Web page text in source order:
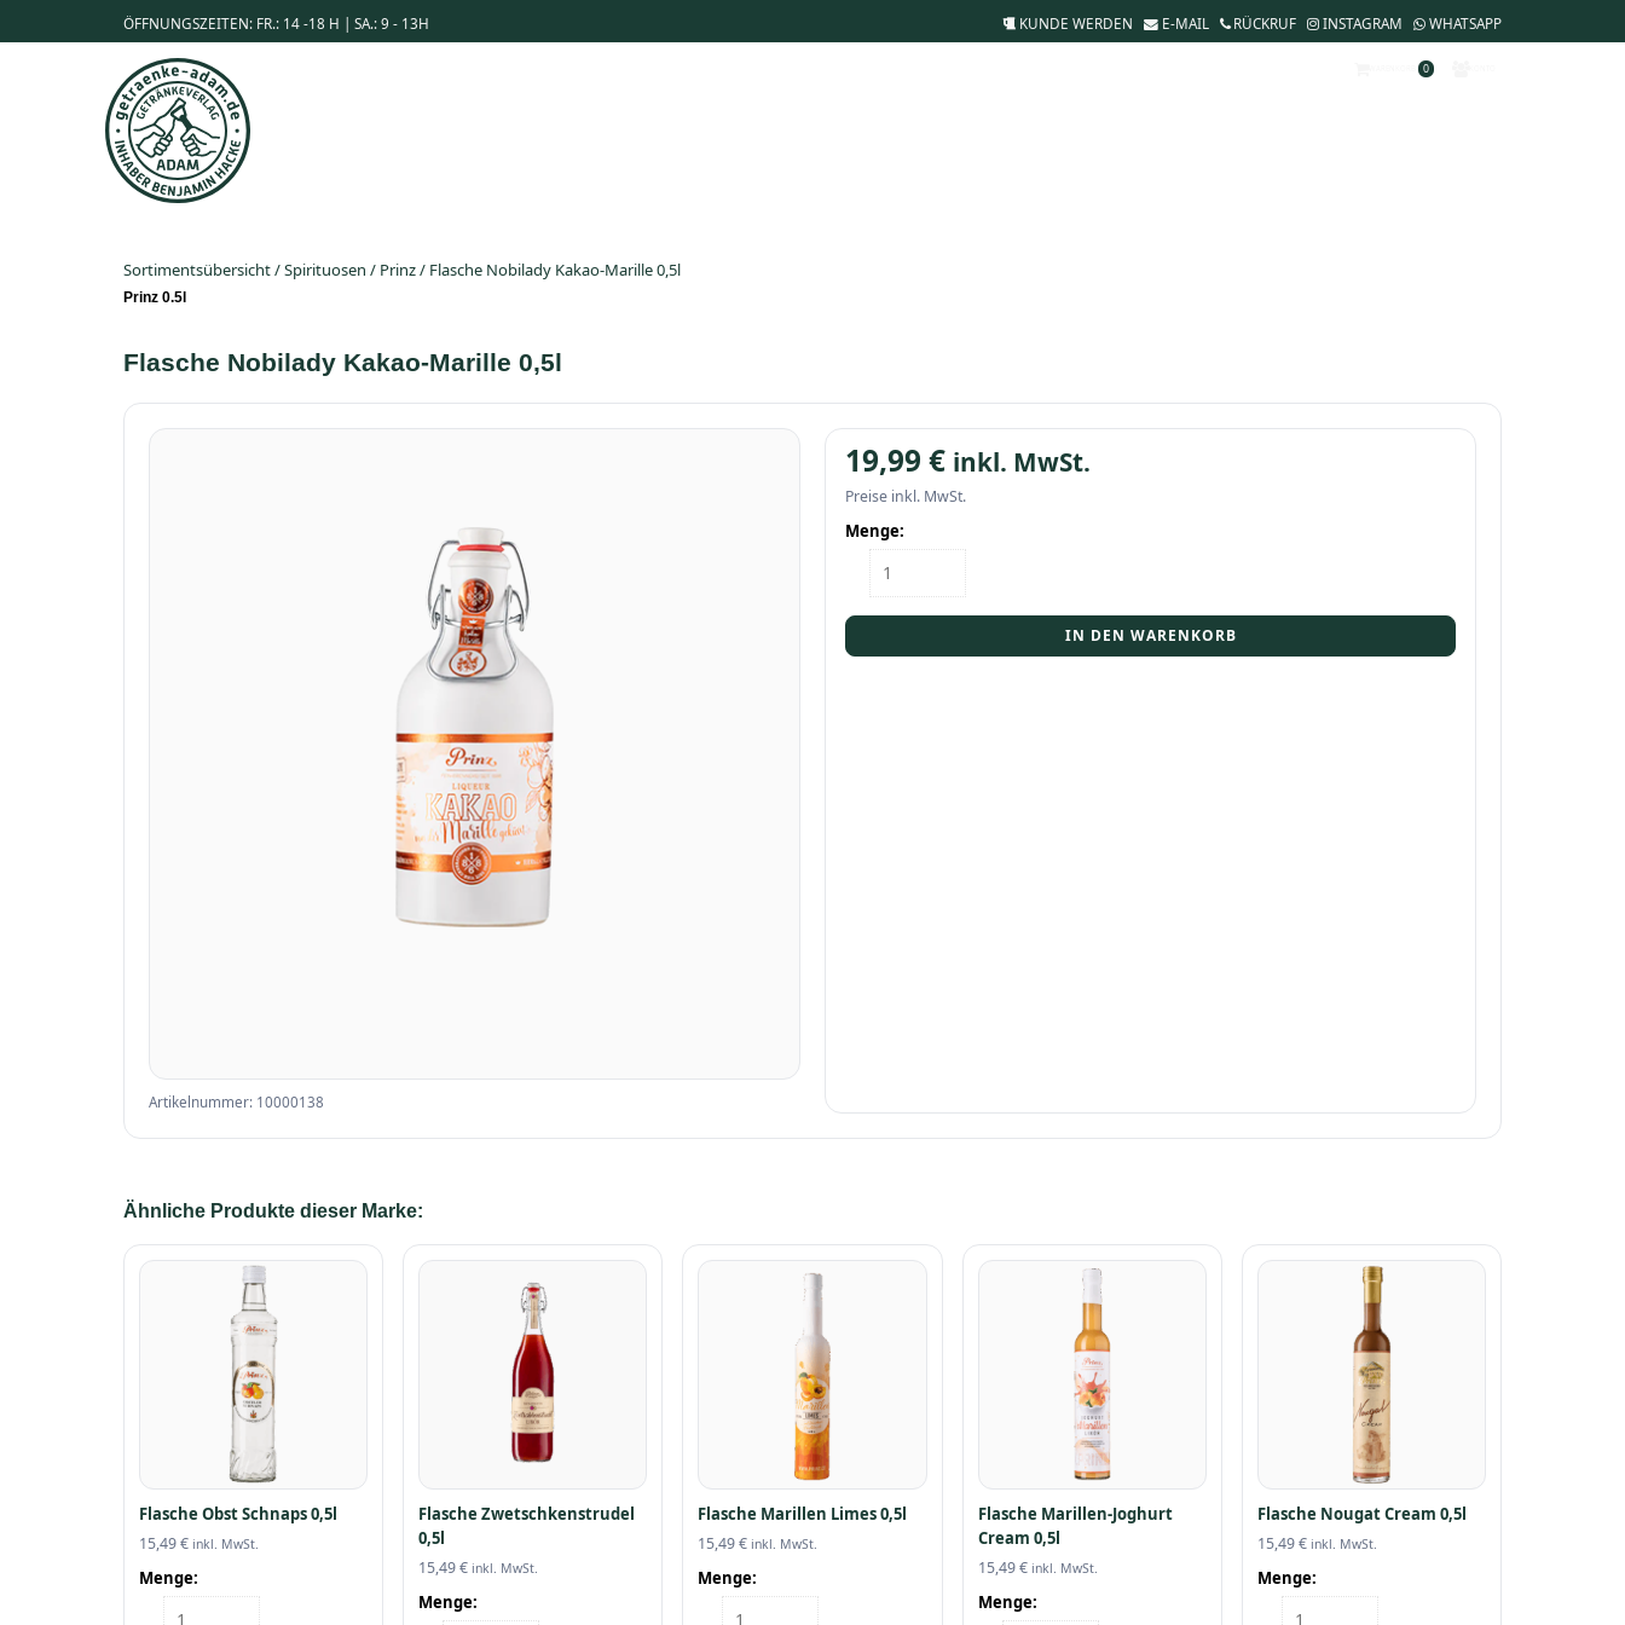
ÖFFNUNGSZEITEN: FR.: 14 -18 H | SA.: 9 - 13H KUNDE WERDEN E-MAIL RÜCKRUF INSTAGRAM WHATSAPP
0
Sortimentsübersicht/Spirituosen / Prinz/ Flasche Nobilady Kakao-Marille 0,5l
Prinz 0.5l
Flasche Nobilady Kakao-Marille 0,5l
Artikelnummer: 10000138
19,99 € inkl. MwSt.
Preise inkl. MwSt.
Menge:
Flasche
Nobilady
0,5l
IN DEN WARENKORB
Ähnliche Produkte dieser Marke:
Flasche Obst Schnaps 0,5l
15,49€ inkl. MwSt.
Menge:
Flasche
Flasche Zwetschkenstrudel
0,5l
15,49€ inkl. MwSt.
Menge:
Flasche Marillen Limes 0,5l
15,49€ inkl. MwSt.
Menge:
Flasche
Flasche Marillen-Joghurt
Cream 0,5l
15,49€ inkl. MwSt.
Menge:
Flasche Nougat Cream 0,5l
15,49€ inkl. MwSt.
Menge:
Flasche